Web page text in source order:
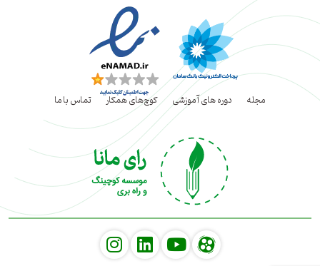
مجله دوره های آموزشی کوچ‌های همکار تماس با ما
social social social